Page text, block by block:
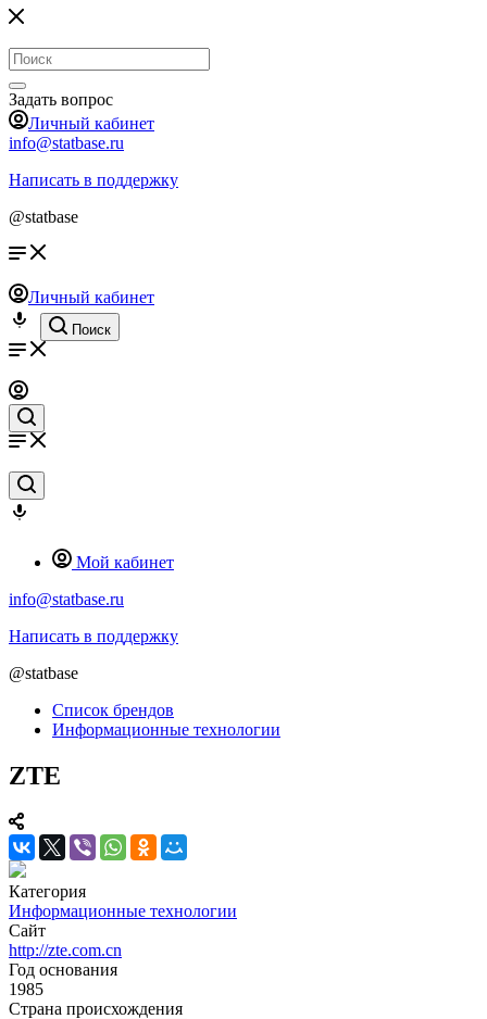
Задать вопрос
Личный кабинет
info@statbase.ru
Написать в поддержку
@statbase
Личный кабинет
Поиск
Мой кабинет
info@statbase.ru
Написать в поддержку
@statbase
Список брендов
Информационные технологии
ZTE
Категория
Информационные технологии
Сайт
http://zte.com.cn
Год основания
1985
Страна происхождения